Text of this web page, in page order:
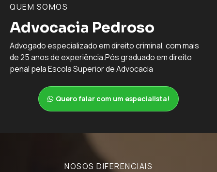
QUEM SOMOS
Advocacia Pedroso
Advogado especializado em direito criminal, com mais
de 25 anos de experiência.Pós graduado em direito
penal pela Escola Superior de Advocacia
Quero falar com um especialista!
NOSOS DIFERENCIAIS